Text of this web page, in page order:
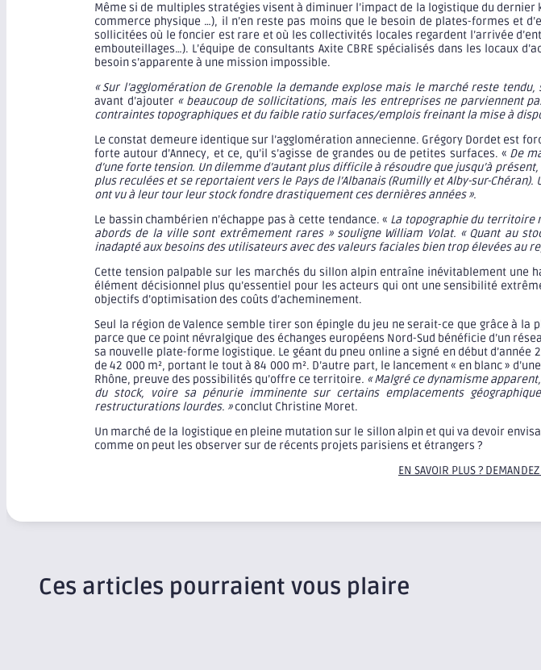
Même si de multiples stratégies visent à diminuer l’impact de la logistique du
commerce physique …), il n’en reste pas moins que le besoin de plates-formes et
sollicitées où le foncier est rare et où les collectivités locales regardent l’arrivée
embouteillages…). L’équipe de consultants Axite CBRE spécialisés dans les locaux
besoin s’apparente à une mission impossible.
« Sur l’agglomération de Grenoble la demande explose mais le marché reste
avant d’ajouter« beaucoup de sollicitations, mais les entreprises ne parviennent
contraintes topographiques et du faible ratio surfaces/emplois freinant la mise à
Le constat demeure identique sur l’agglomération annecienne. Grégory Dordet est
forte autour d’Annecy, et ce, qu’il s’agisse de grandes ou de petites surfaces. « De
d’une forte tension. Un dilemme d’autant plus difficile à résoudre que jusqu’à
plus reculées et se reportaient vers le Pays de l’Albanais (Rumilly et Alby-sur-
ont vu à leur tour leur stock fondre drastiquement ces dernières années ».
Le bassin chambérien n’échappe pas à cette tendance. « La topographie du territoire
abords de la ville sont extrêmement rares » souligne William Volat. « Quant au
inadapté aux besoins des utilisateurs avec des valeurs faciales bien trop élevées au
Cette tension palpable sur les marchés du sillon alpin entraîne inévitablement une
élément décisionnel plus qu’essentiel pour les acteurs qui ont une sensibilité
objectifs d’optimisation des coûts d’acheminement.
Seul la région de Valence semble tirer son épingle du jeu ne serait-ce que grâce à
parce que ce point névralgique des échanges européens Nord-Sud bénéficie d’un
sa nouvelle plate-forme logistique. Le géant du pneu online a signé en début
de 42 000 m², portant le tout à 84 000 m². D’autre part, le lancement « en blanc »
Rhône, preuve des possibilités qu’offre ce territoire. « Malgré ce dynamisme
du stock, voire sa pénurie imminente sur certains emplacements
restructurations lourdes. »conclut Christine Moret.
Un marché de la logistique en pleine mutation sur le sillon alpin et qui va devoir
comme on peut les observer sur de récents projets parisiens et étrangers ?
EN SAVOIR PLUS ?
Ces articles pourraient vous plaire